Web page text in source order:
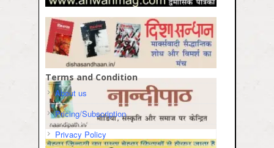
Terms and Condition
About us
Pricing/Subscription
Privacy Policy